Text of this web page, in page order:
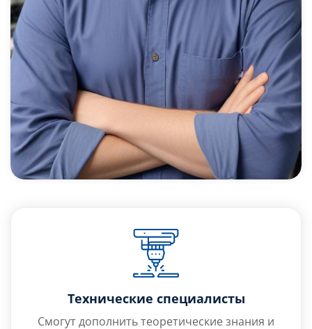
Технические специалисты
Смогут дополнить теоретические знания и